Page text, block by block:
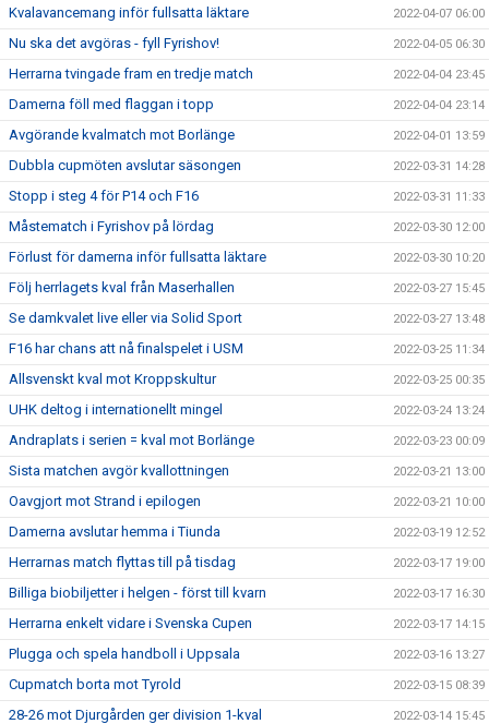
Kvalavancemang inför fullsatta läktare 2022-04-07 06:00
Nu ska det avgöras - fyll Fyrishov! 2022-04-05 06:30
Herrarna tvingade fram en tredje match 2022-04-04 23:45
Damerna föll med flaggan i topp 2022-04-04 23:14
Avgörande kvalmatch mot Borlänge 2022-04-01 13:59
Dubbla cupmöten avslutar säsongen 2022-03-31 14:28
Stopp i steg 4 för P14 och F16 2022-03-31 11:33
Måstematch i Fyrishov på lördag 2022-03-30 12:00
Förlust för damerna inför fullsatta läktare 2022-03-30 10:20
Följ herrlagets kval från Maserhallen 2022-03-27 15:45
Se damkvalet live eller via Solid Sport 2022-03-27 13:48
F16 har chans att nå finalspelet i USM 2022-03-25 11:34
Allsvenskt kval mot Kroppskultur 2022-03-25 00:35
UHK deltog i internationellt mingel 2022-03-24 13:24
Andraplats i serien = kval mot Borlänge 2022-03-23 00:09
Sista matchen avgör kvallottningen 2022-03-21 13:00
Oavgjort mot Strand i epilogen 2022-03-21 10:00
Damerna avslutar hemma i Tiunda 2022-03-19 12:52
Herrarnas match flyttas till på tisdag 2022-03-17 19:00
Billiga biobiljetter i helgen - först till kvarn 2022-03-17 16:30
Herrarna enkelt vidare i Svenska Cupen 2022-03-17 14:15
Plugga och spela handboll i Uppsala 2022-03-16 13:27
Cupmatch borta mot Tyrold 2022-03-15 08:39
28-26 mot Djurgården ger division 1-kval 2022-03-14 15:45